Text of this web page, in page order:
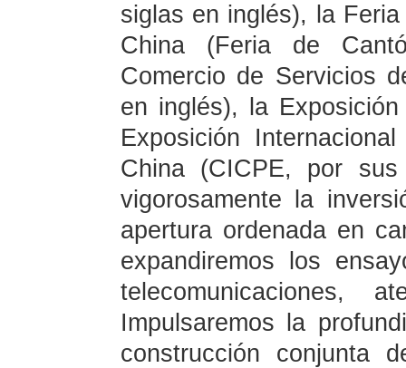
siglas en inglés), la
China (Feria de
Comercio de Servicios
en inglés), la
Exposición
China (CICPE, por
vigorosamente la
apertura ordenada en
expandiremos los
telecomunicaciones,
Impulsaremos la
construcción